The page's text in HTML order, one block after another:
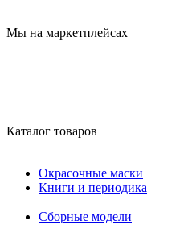
Мы на маркетплейсах
Каталог товаров
Окрасочные маски
Книги и периодика
Сборные модели